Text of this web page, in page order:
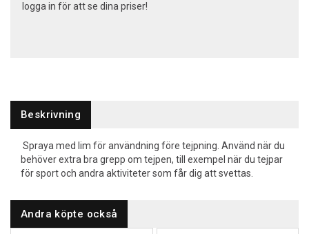
logga in för att se dina priser!
Beskrivning
Spraya med lim för användning före tejpning. Använd när du
behöver extra bra grepp om tejpen, till exempel när du tejpar
för sport och andra aktiviteter som får dig att svettas.
Andra köpte också